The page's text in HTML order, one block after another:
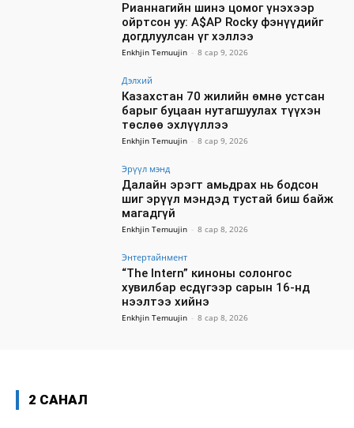
Рианнагийн шинэ цомог үнэхээр
ойртсон уу: A$AP Rocky фэнүүдийг
догдлуулсан үг хэллээ
Enkhjin Temuujin - 8 сар 9, 2026
Дэлхий
Казахстан 70 жилийн өмнө устсан
барыг буцаан нутагшуулах түүхэн
төслөө эхлүүллээ
Enkhjin Temuujin - 8 сар 9, 2026
Эрүүл мэнд
Далайн эрэгт амьдрах нь бодсон
шиг эрүүл мэндэд тустай биш байж
магадгүй
Enkhjin Temuujin - 8 сар 8, 2026
Энтертайнмент
“The Intern” киноны солонгос
хувилбар есдүгээр сарын 16-нд
нээлтээ хийнэ
Enkhjin Temuujin - 8 сар 8, 2026
2 САНАЛ